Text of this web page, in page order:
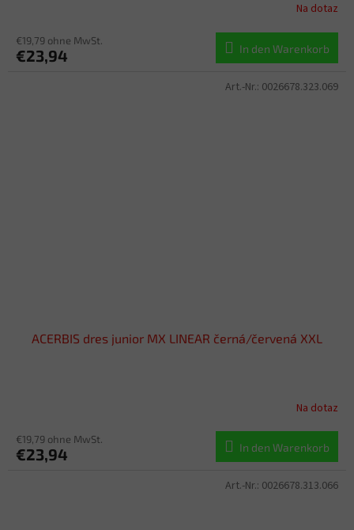
Na dotaz
€19,79 ohne MwSt.
€23,94 In den Warenkorb
ACERBIS dres junior MX LINEAR černá/červená XXL
Na dotaz
€19,79 ohne MwSt.
€23,94 In den Warenkorb
Art.-Nr.: 0026678.323.069
Art.-Nr.: 0026678.313.066